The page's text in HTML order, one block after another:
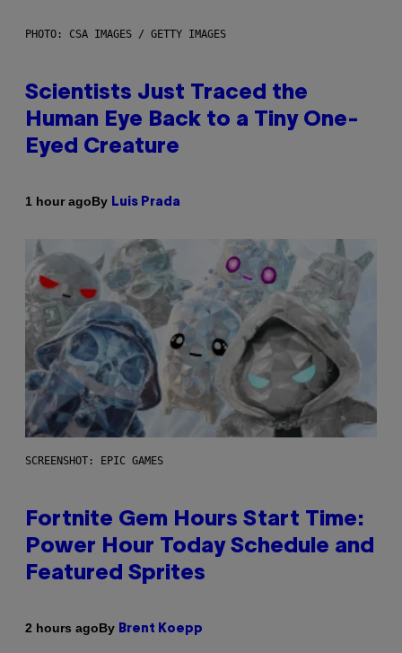
PHOTO: CSA IMAGES / GETTY IMAGES
Scientists Just Traced the
Human Eye Back to a Tiny One-
Eyed Creature
1 hour agoBy Luis Prada
SCREENSHOT: EPIC GAMES
Fortnite Gem Hours Start Time:
Power Hour Today Schedule and
Featured Sprites
2 hours agoBy Brent Koepp